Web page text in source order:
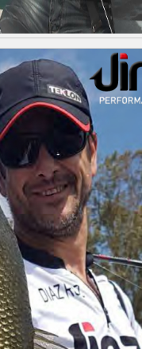
GRAUVELL
Bir İspanyol
Tercih Ettiği Bir
Aradığınız Kaliteyi ve
Konseptine Sahip
İnceleyin...
Ürünler Video